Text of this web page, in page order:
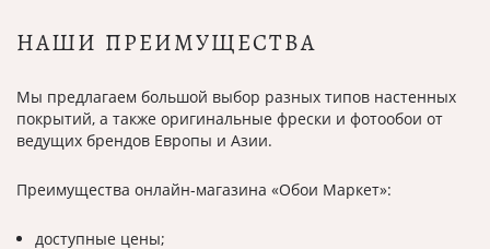
НАШИ ПРЕИМУЩЕСТВА
Мы предлагаем большой выбор разных типов настенных
покрытий, а также оригинальные фрески и фотообои от
ведущих брендов Европы и Азии.
Преимущества онлайн-магазина «Обои Маркет»:
доступные цены;